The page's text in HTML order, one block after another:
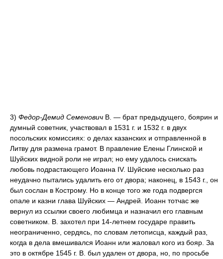
3) Федор-Демид Семенович В. — брат предыдущего, боярин и
думный советник, участвовал в 1531 г. и 1532 г. в двух
посольских комиссиях: о делах казанских и отправленной в
Литву для размена грамот. В правление Елены Глинской и
Шуйских видной роли не играл; но ему удалось снискать
любовь подрастающего Иоанна IV. Шуйские несколько раз
неудачно пытались удалить его от двора; наконец, в 1543 г., он
был сослан в Кострому. Но в конце того же года подвергся
опале и казни глава Шуйских — Андрей. Иоанн тотчас же
вернул из ссылки своего любимца и назначил его главным
советником. В. захотел при 14-летнем государе править
неограниченно, сердясь, по словам летописца, каждый раз,
когда в дела вмешивался Иоанн или жаловал кого из бояр. За
это в октябре 1545 г. В. был удален от двора, но, по просьбе